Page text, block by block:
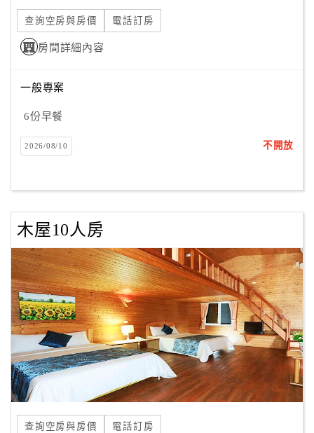
查詢空房與房價 電話訂房
房間詳細內容
一般專案
6份早餐
2026/08/10 不開放
木屋10人房
查詢空房與房價 電話訂房